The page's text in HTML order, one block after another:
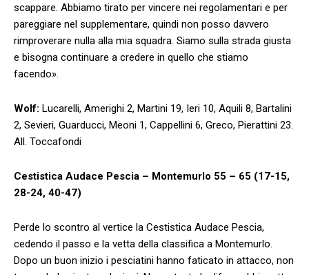
scappare. Abbiamo tirato per vincere nei regolamentari e per
pareggiare nel supplementare, quindi non posso davvero
rimproverare nulla alla mia squadra. Siamo sulla strada giusta
e bisogna continuare a credere in quello che stiamo
facendo».
Wolf: Lucarelli, Amerighi 2, Martini 19, Ieri 10, Aquili 8, Bartalini
2, Sevieri, Guarducci, Meoni 1, Cappellini 6, Greco, Pierattini 23.
All. Toccafondi
Cestistica Audace Pescia – Montemurlo 55 – 65 (17-15,
28-24, 40-47)
Perde lo scontro al vertice la Cestistica Audace Pescia,
cedendo il passo e la vetta della classifica a Montemurlo.
Dopo un buon inizio i pesciatini hanno faticato in attacco, non